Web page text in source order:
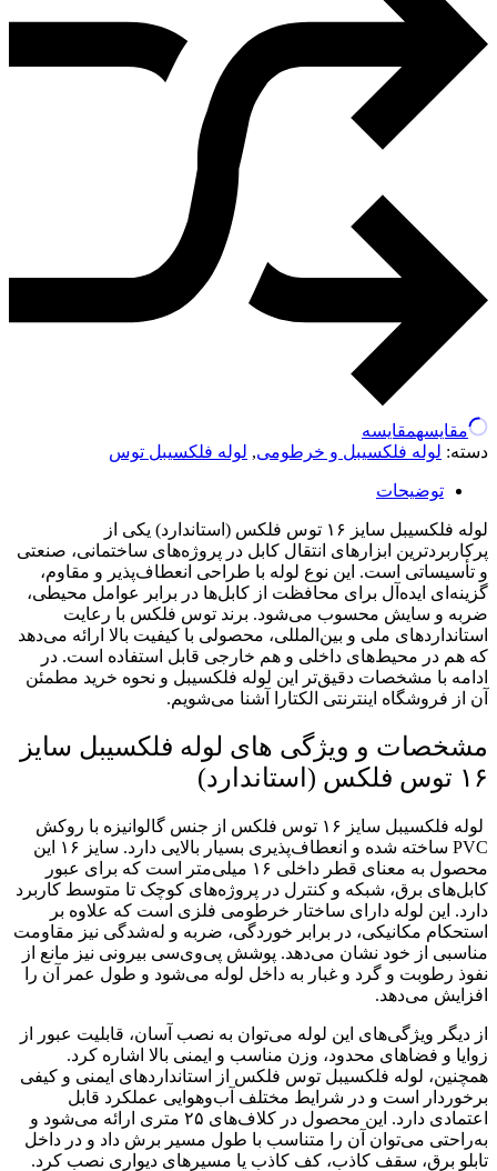
مقایسهمقایسه
دسته: لوله فلکسیبل و خرطومی, لوله فلکسیبل توس
توضیحات
لوله فلکسیبل سایز ۱۶ توس فلکس (استاندارد) یکی از
پرکاربردترین ابزارهای انتقال کابل در پروژه‌های ساختمانی، صنعتی
و تأسیساتی است. این نوع لوله با طراحی انعطاف‌پذیر و مقاوم،
گزینه‌ای ایده‌آل برای محافظت از کابل‌ها در برابر عوامل محیطی،
ضربه و سایش محسوب می‌شود. برند توس فلکس با رعایت
استانداردهای ملی و بین‌المللی، محصولی با کیفیت بالا ارائه می‌دهد
که هم در محیط‌های داخلی و هم خارجی قابل استفاده است. در
ادامه با مشخصات دقیق‌تر این لوله فلکسیبل و نحوه خرید مطمئن
آن از فروشگاه اینترنتی الکتارا آشنا می‌شویم.
مشخصات و ویژگی های لوله فلکسیبل سایز
۱۶ توس فلکس (استاندارد)
لوله فلکسیبل سایز ۱۶ توس فلکس از جنس گالوانیزه با روکش
PVC ساخته شده و انعطاف‌پذیری بسیار بالایی دارد. سایز ۱۶ این
محصول به معنای قطر داخلی ۱۶ میلی‌متر است که برای عبور
کابل‌های برق، شبکه و کنترل در پروژه‌های کوچک تا متوسط کاربرد
دارد. این لوله دارای ساختار خرطومی فلزی است که علاوه بر
استحکام مکانیکی، در برابر خوردگی، ضربه و له‌شدگی نیز مقاومت
مناسبی از خود نشان می‌دهد. پوشش پی‌وی‌سی بیرونی نیز مانع از
نفوذ رطوبت و گرد و غبار به داخل لوله می‌شود و طول عمر آن را
افزایش می‌دهد.
از دیگر ویژگی‌های این لوله می‌توان به نصب آسان، قابلیت عبور از
زوایا و فضاهای محدود، وزن مناسب و ایمنی بالا اشاره کرد.
همچنین، لوله فلکسیبل توس فلکس از استانداردهای ایمنی و کیفی
برخوردار است و در شرایط مختلف آب‌وهوایی عملکرد قابل
اعتمادی دارد. این محصول در کلاف‌های ۲۵ متری ارائه می‌شود و
به‌راحتی می‌توان آن را متناسب با طول مسیر برش داد و در داخل
تابلو برق، سقف کاذب، کف کاذب یا مسیرهای دیواری نصب کرد.